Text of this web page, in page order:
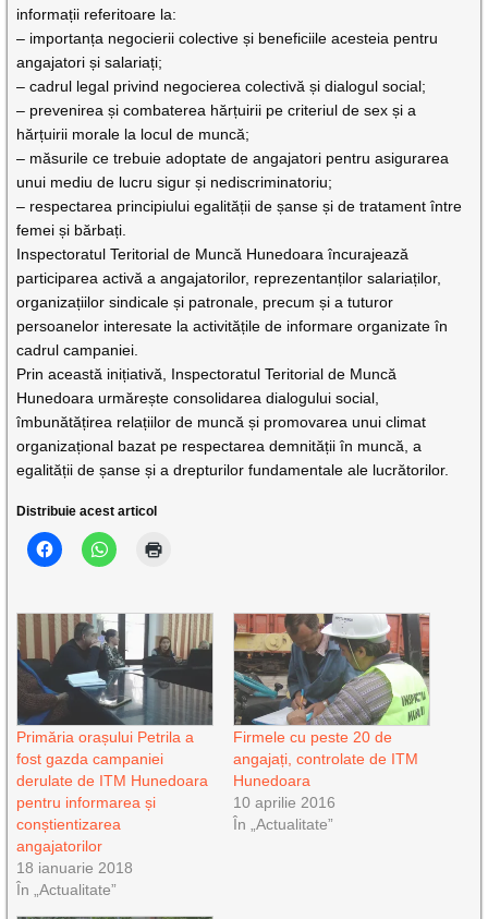
informații referitoare la:
– importanța negocierii colective și beneficiile acesteia pentru
angajatori și salariați;
– cadrul legal privind negocierea colectivă și dialogul social;
– prevenirea și combaterea hărțuirii pe criteriul de sex și a
hărțuirii morale la locul de muncă;
– măsurile ce trebuie adoptate de angajatori pentru asigurarea
unui mediu de lucru sigur și nediscriminatoriu;
– respectarea principiului egalității de șanse și de tratament între
femei și bărbați.
Inspectoratul Teritorial de Muncă Hunedoara încurajează
participarea activă a angajatorilor, reprezentanților salariaților,
organizațiilor sindicale și patronale, precum și a tuturor
persoanelor interesate la activitățile de informare organizate în
cadrul campaniei.
Prin această inițiativă, Inspectoratul Teritorial de Muncă
Hunedoara urmărește consolidarea dialogului social,
îmbunătățirea relațiilor de muncă și promovarea unui climat
organizațional bazat pe respectarea demnității în muncă, a
egalității de șanse și a drepturilor fundamentale ale lucrătorilor.
Distribuie acest articol
Primăria orașului Petrila a
fost gazda campaniei
derulate de ITM Hunedoara
pentru informarea și
conștientizarea
angajatorilor
18 ianuarie 2018
În „Actualitate”
Firmele cu peste 20 de
angajați, controlate de ITM
Hunedoara
10 aprilie 2016
În „Actualitate”